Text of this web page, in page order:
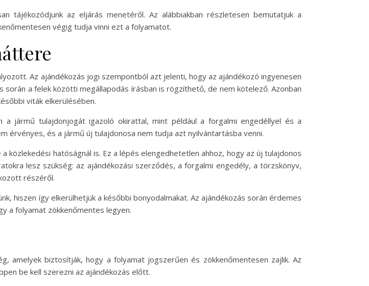
tájékozódjunk az eljárás menetéről. Az alábbiakban részletesen bemutatjuk a
végig tudja vinni ezt a folyamatot.
Az ajándékozás jogi szempontból azt jelenti, hogy az ajándékozó ingyenesen
a felek közötti megállapodás írásban is rögzíthető, de nem kötelező. Azonban
viták elkerülésében.
jármű tulajdonjogát igazoló okirattal, mint például a forgalmi engedéllyel és a
érvényes, és a jármű új tulajdonosa nem tudja azt nyilvántartásba venni.
közlekedési hatóságnál is. Ez a lépés elengedhetetlen ahhoz, hogy az új tulajdonos
lesz szükség: az ajándékozási szerződés, a forgalmi engedély, a törzskönyv,
részéről.
hiszen így elkerülhetjük a későbbi bonyodalmakat. Az ajándékozás során érdemes
a folyamat zökkenőmentes legyen.
amelyek biztosítják, hogy a folyamat jogszerűen és zökkenőmentesen zajlik. Az
be kell szerezni az ajándékozás előtt.